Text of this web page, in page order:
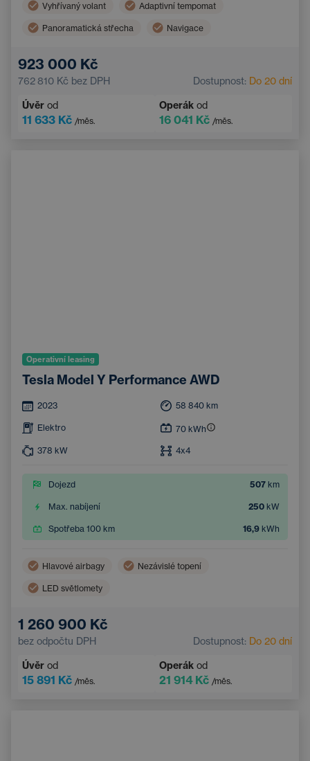
Vyhřívaný volant Adaptivní tempomat
Panoramatická střecha Navigace
Bluetooth
923 000 Kč
762 810 Kč bez DPH Dostupnost: Do 20 dní
Úvěr od
11 633 Kč /měs.
Operák od
16 041 Kč /měs.
Operativní leasing
Tesla Model Y Performance AWD
2023 58 840 km
Elektro 70 kWh
378 kW 4x4
Dojezd 507 km
Max. nabíjení 250 kW
Spotřeba 100 km 16,9 kWh
Hlavové airbagy Nezávislé topení
LED světlomety
Automatická klimatizace
Elektricky nastavitelné sedadlo řidiče s pamětí
1 260 900 Kč
bez odpočtu DPH Dostupnost: Do 20 dní
Úvěr od
15 891 Kč /měs.
Operák od
21 914 Kč /měs.